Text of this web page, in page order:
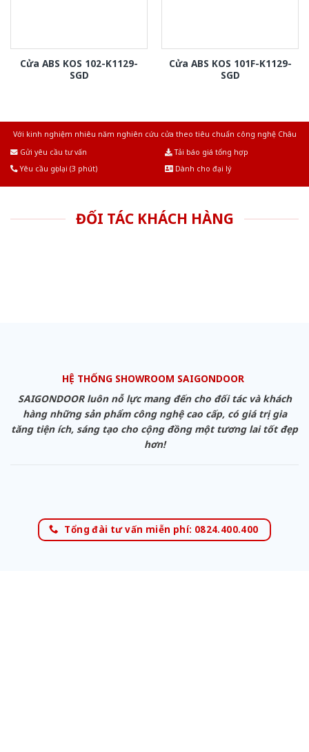
Cửa ABS KOS 102-K1129-
SGD
Cửa ABS KOS 101F-K1129-
SGD
Với kinh nghiệm nhiêu năm nghiên cứu cửa theo tiêu chuẩn công nghệ Châu
Gửi yêu cầu tư vấn
Tải báo giá tổng hợp
Yêu cầu gọi lại (3 phút)
Dành cho đại lý
ĐỐI TÁC KHÁCH HÀNG
HỆ THỐNG SHOWROOM SAIGONDOOR
SAIGONDOOR luôn nỗ lực mang đến cho đối tác và khách
hàng những sản phẩm công nghệ cao cấp, có giá trị gia
tăng tiện ích, sáng tạo cho cộng đồng một tương lai tốt đẹp
hơn!
Tổng đài tư vấn miễn phí: 0824.400.400